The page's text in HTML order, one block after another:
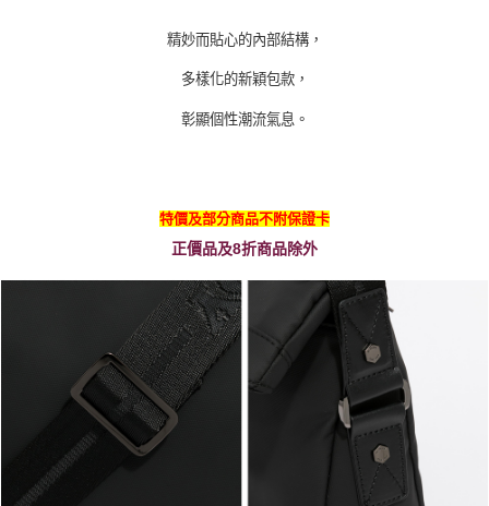
精妙而貼心的內部結構，
多樣化的新穎包款，
彰顯個性潮流氣息。
特價及部分商品不附保證卡
正價品及8折商品除外